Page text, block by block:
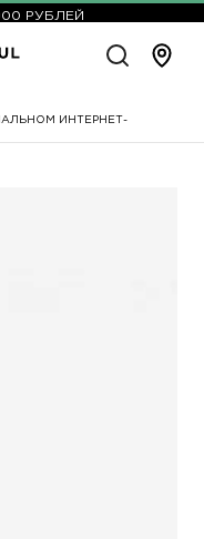
РУБЛЕЙ
ИНТЕРНЕТ-